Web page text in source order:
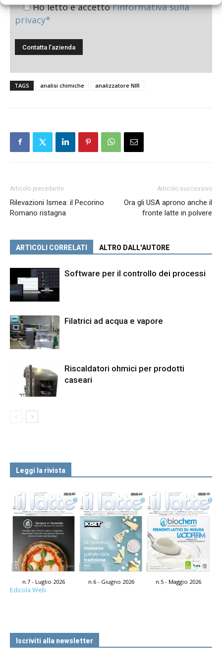
Ho letto e accettol'informativa sulla
privacy*
TAGS analisi chimiche analizzatore NIR
Articolo precedente
Rilevazioni Ismea: il Pecorino
Romano ristagna
Articolo successivo
Ora gli USA aprono anche il
fronte latte in polvere
ARTICOLI CORRELATI ALTRO DALL'AUTORE
Software per il controllo dei processi
Filatrici ad acqua e vapore
Riscaldatori ohmici per prodotti
caseari
Leggi la rivista
n.7 - Luglio 2026 n.6 - Giugno 2026 n.5 - Maggio 2026
Edicola Web
Iscriviti alla newsletter